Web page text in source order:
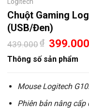
Logitech
Chuột Gaming
(USB/Đen)
439.000₫ Giá
gốc
là:
439.000₫.
399.000
Thông số sản phẩm
Mouse Logitech
Phiên bản nâng cấp